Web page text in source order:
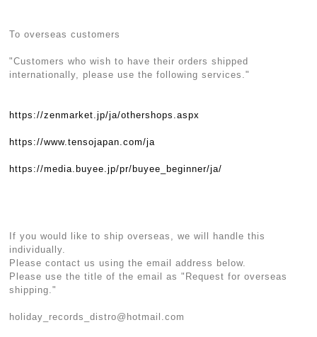
To overseas customers
"Customers who wish to have their orders shipped
internationally, please use the following services."
https://zenmarket.jp/ja/othershops.aspx
https://www.tensojapan.com/ja
https://media.buyee.jp/pr/buyee_beginner/ja/
If you would like to ship overseas, we will handle this
individually.
Please contact us using the email address below.
Please use the title of the email as "Request for overseas
shipping."
holiday_records_distro@hotmail.com